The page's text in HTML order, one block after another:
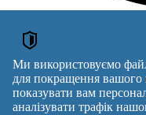
Loading
kekekek
ОГОЛОШЕННЯ
Ношені трусики,
Ми використовуємо
для покращення вашого
показувати вам
аналізувати трафік